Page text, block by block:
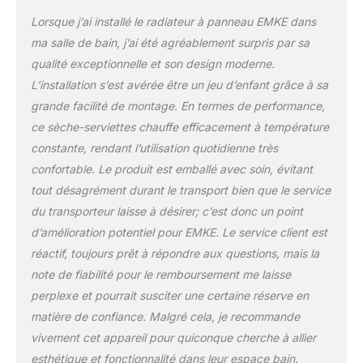
conduction thermique.
protège contre la
corrosion et les fuites
d'eau, ce qui le rend
particulièrement adapté
aux environnements
humides comme la salle
de bain. Gain de place:
placer le sèche-
serviettes sur le mur peut
économiser beaucoup
d'espace, la distance du
mur (du mur au bord
extérieur du radiateur):
99-115 mm. Emballage
sécuritaire: Chaque
emballé dans une boîte
en carton renforcé de
haute qualité. Les sèche-
Lorsque j’ai installé le radiateur à panneau EMKE dans
ma salle de bain, j’ai été agréablement surpris par sa
qualité exceptionnelle et son design moderne.
L’installation s’est avérée être un jeu d’enfant grâce à sa
grande facilité de montage. En termes de performance,
ce sèche-serviettes chauffe efficacement à température
constante, rendant l’utilisation quotidienne très
confortable. Le produit est emballé avec soin, évitant
tout désagrément durant le transport bien que le service
du transporteur laisse à désirer; c’est donc un point
d’amélioration potentiel pour EMKE. Le service client est
réactif, toujours prêt à répondre aux questions, mais la
note de fiabilité pour le remboursement me laisse
perplexe et pourrait susciter une certaine réserve en
matière de confiance. Malgré cela, je recommande
vivement cet appareil pour quiconque cherche à allier
esthétique et fonctionnalité dans leur espace bain.